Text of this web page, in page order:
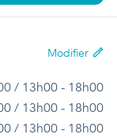
Modifier
/ 13h00 - 18h00
/ 13h00 - 18h00
/ 13h00 - 18h00